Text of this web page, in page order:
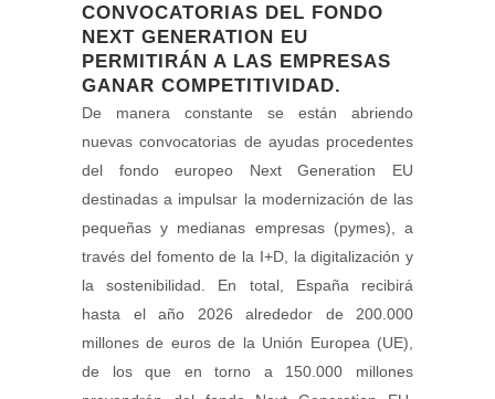
CONVOCATORIAS DEL FONDO
NEXT GENERATION EU
PERMITIRÁN A LAS EMPRESAS
GANAR COMPETITIVIDAD.
De manera constante se están abriendo
nuevas convocatorias de ayudas procedentes
del fondo europeo Next Generation EU
destinadas a impulsar la modernización de las
pequeñas y medianas empresas (pymes), a
través del fomento de la I+D, la digitalización y
la sostenibilidad. En total, España recibirá
hasta el año 2026 alrededor de 200.000
millones de euros de la Unión Europea (UE),
de los que en torno a 150.000 millones